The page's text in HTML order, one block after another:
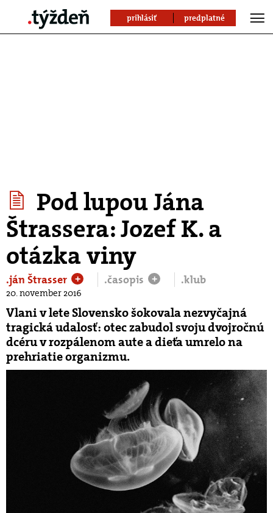
prihlásiť predplatné
Pod lupou Jána
Štrassera: Jozef K. a
otázka viny
.ján Štrasser + .časopis + .klub
20. november 2016
Vlani v lete Slovensko šokovala nezvyčajná
tragická udalosť: otec zabudol svoju dvojročnú
dcéru v rozpálenom aute a dieťa umrelo na
prehriatie organizmu.